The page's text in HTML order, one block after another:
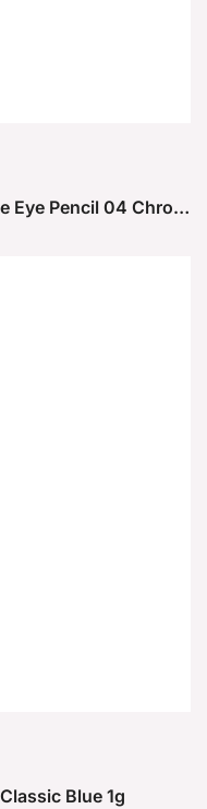
Essence Meta Glow Duo Chrome Eye Pencil 04 Chromalicious 0.22g
Blue 1g